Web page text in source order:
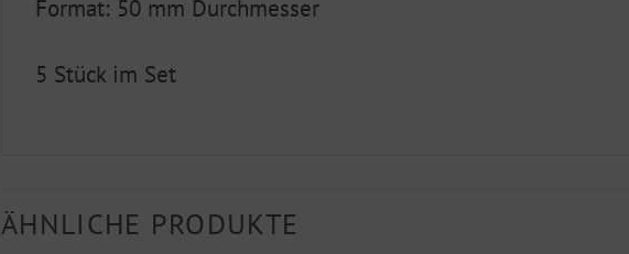
Format: 50 mm Durchmesser
5 Stück im Set
ÄHNLICHE PRODUKTE